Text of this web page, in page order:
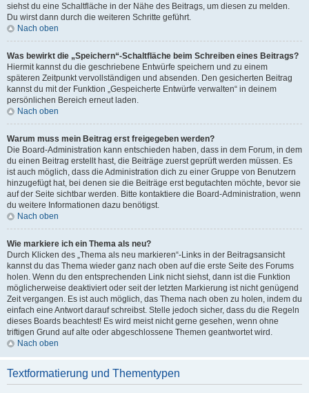
siehst du eine Schaltfläche in der Nähe des Beitrags, um diesen zu melden.
Du wirst dann durch die weiteren Schritte geführt.
Nach oben
Was bewirkt die „Speichern“-Schaltfläche beim Schreiben eines Beitrags?
Hiermit kannst du die geschriebene Entwürfe speichern und zu einem
späteren Zeitpunkt vervollständigen und absenden. Den gesicherten Beitrag
kannst du mit der Funktion „Gespeicherte Entwürfe verwalten“ in deinem
persönlichen Bereich erneut laden.
Nach oben
Warum muss mein Beitrag erst freigegeben werden?
Die Board-Administration kann entschieden haben, dass in dem Forum, in dem
du einen Beitrag erstellt hast, die Beiträge zuerst geprüft werden müssen. Es
ist auch möglich, dass die Administration dich zu einer Gruppe von Benutzern
hinzugefügt hat, bei denen sie die Beiträge erst begutachten möchte, bevor sie
auf der Seite sichtbar werden. Bitte kontaktiere die Board-Administration, wenn
du weitere Informationen dazu benötigst.
Nach oben
Wie markiere ich ein Thema als neu?
Durch Klicken des „Thema als neu markieren“-Links in der Beitragsansicht
kannst du das Thema wieder ganz nach oben auf die erste Seite des Forums
holen. Wenn du den entsprechenden Link nicht siehst, dann ist die Funktion
möglicherweise deaktiviert oder seit der letzten Markierung ist nicht genügend
Zeit vergangen. Es ist auch möglich, das Thema nach oben zu holen, indem du
einfach eine Antwort darauf schreibst. Stelle jedoch sicher, dass du die Regeln
dieses Boards beachtest! Es wird meist nicht gerne gesehen, wenn ohne
triftigen Grund auf alte oder abgeschlossene Themen geantwortet wird.
Nach oben
Textformatierung und Thementypen